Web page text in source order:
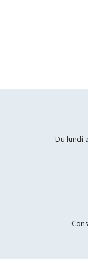
Du lundi